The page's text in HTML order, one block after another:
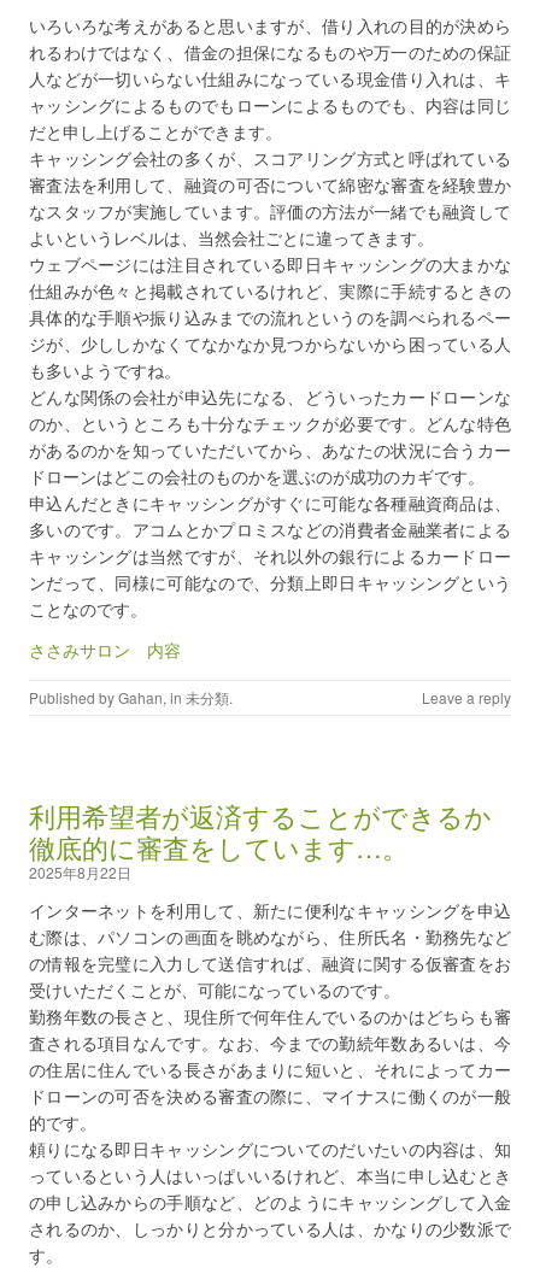
いろいろな考えがあると思いますが、借り入れの目的が決めら
れるわけではなく、借金の担保になるものや万一のための保証
人などが一切いらない仕組みになっている現金借り入れは、キ
ャッシングによるものでもローンによるものでも、内容は同じ
だと申し上げることができます。
キャッシング会社の多くが、スコアリング方式と呼ばれている
審査法を利用して、融資の可否について綿密な審査を経験豊か
なスタッフが実施しています。評価の方法が一緒でも融資して
よいというレベルは、当然会社ごとに違ってきます。
ウェブページには注目されている即日キャッシングの大まかな
仕組みが色々と掲載されているけれど、実際に手続するときの
具体的な手順や振り込みまでの流れというのを調べられるペー
ジが、少ししかなくてなかなか見つからないから困っている人
も多いようですね。
どんな関係の会社が申込先になる、どういったカードローンな
のか、というところも十分なチェックが必要です。どんな特色
があるのかを知っていただいてから、あなたの状況に合うカー
ドローンはどこの会社のものかを選ぶのが成功のカギです。
申込んだときにキャッシングがすぐに可能な各種融資商品は、
多いのです。アコムとかプロミスなどの消費者金融業者による
キャッシングは当然ですが、それ以外の銀行によるカードロー
ンだって、同様に可能なので、分類上即日キャッシングという
ことなのです。
ささみサロン 内容
Published byGahan, in 未分類. Leave a reply
利用希望者が返済することができるか
徹底的に審査をしています…。
2025年8月22日
インターネットを利用して、新たに便利なキャッシングを申込
む際は、パソコンの画面を眺めながら、住所氏名・勤務先など
の情報を完璧に入力して送信すれば、融資に関する仮審査をお
受けいただくことが、可能になっているのです。
勤務年数の長さと、現住所で何年住んでいるのかはどちらも審
査される項目なんです。なお、今までの勤続年数あるいは、今
の住居に住んでいる長さがあまりに短いと、それによってカー
ドローンの可否を決める審査の際に、マイナスに働くのが一般
的です。
頼りになる即日キャッシングについてのだいたいの内容は、知
っているという人はいっぱいいるけれど、本当に申し込むとき
の申し込みからの手順など、どのようにキャッシングして入金
されるのか、しっかりと分かっている人は、かなりの少数派で
す。